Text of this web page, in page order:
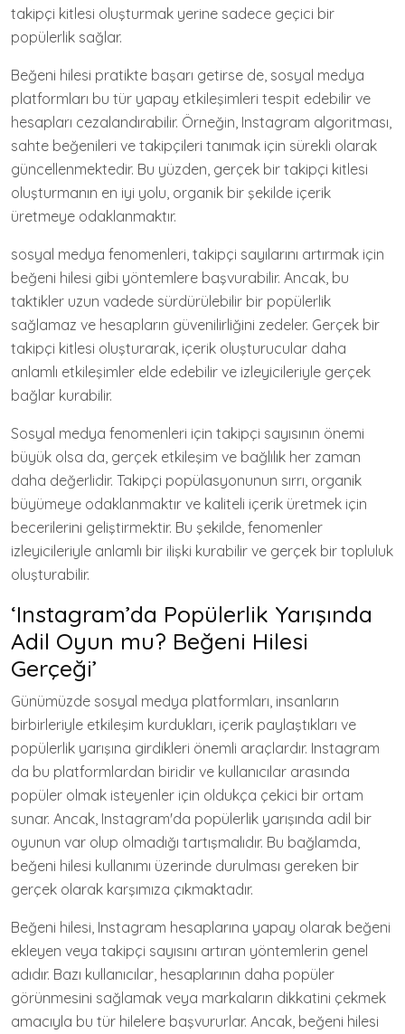
takipçi kitlesi oluşturmak yerine sadece geçici bir
popülerlik sağlar.
Beğeni hilesi pratikte başarı getirse de, sosyal medya
platformları bu tür yapay etkileşimleri tespit edebilir ve
hesapları cezalandırabilir. Örneğin, Instagram algoritması,
sahte beğenileri ve takipçileri tanımak için sürekli olarak
güncellenmektedir. Bu yüzden, gerçek bir takipçi kitlesi
oluşturmanın en iyi yolu, organik bir şekilde içerik
üretmeye odaklanmaktır.
sosyal medya fenomenleri, takipçi sayılarını artırmak için
beğeni hilesi gibi yöntemlere başvurabilir. Ancak, bu
taktikler uzun vadede sürdürülebilir bir popülerlik
sağlamaz ve hesapların güvenilirliğini zedeler. Gerçek bir
takipçi kitlesi oluşturarak, içerik oluşturucular daha
anlamlı etkileşimler elde edebilir ve izleyicileriyle gerçek
bağlar kurabilir.
Sosyal medya fenomenleri için takipçi sayısının önemi
büyük olsa da, gerçek etkileşim ve bağlılık her zaman
daha değerlidir. Takipçi popülasyonunun sırrı, organik
büyümeye odaklanmaktır ve kaliteli içerik üretmek için
becerilerini geliştirmektir. Bu şekilde, fenomenler
izleyicileriyle anlamlı bir ilişki kurabilir ve gerçek bir topluluk
oluşturabilir.
‘Instagram’da Popülerlik Yarışında
Adil Oyun mu? Beğeni Hilesi
Gerçeği’
Günümüzde sosyal medya platformları, insanların
birbirleriyle etkileşim kurdukları, içerik paylaştıkları ve
popülerlik yarışına girdikleri önemli araçlardır. Instagram
da bu platformlardan biridir ve kullanıcılar arasında
popüler olmak isteyenler için oldukça çekici bir ortam
sunar. Ancak, Instagram'da popülerlik yarışında adil bir
oyunun var olup olmadığı tartışmalıdır. Bu bağlamda,
beğeni hilesi kullanımı üzerinde durulması gereken bir
gerçek olarak karşımıza çıkmaktadır.
Beğeni hilesi, Instagram hesaplarına yapay olarak beğeni
ekleyen veya takipçi sayısını artıran yöntemlerin genel
adıdır. Bazı kullanıcılar, hesaplarının daha popüler
görünmesini sağlamak veya markaların dikkatini çekmek
amacıyla bu tür hilelere başvururlar. Ancak, beğeni hilesi